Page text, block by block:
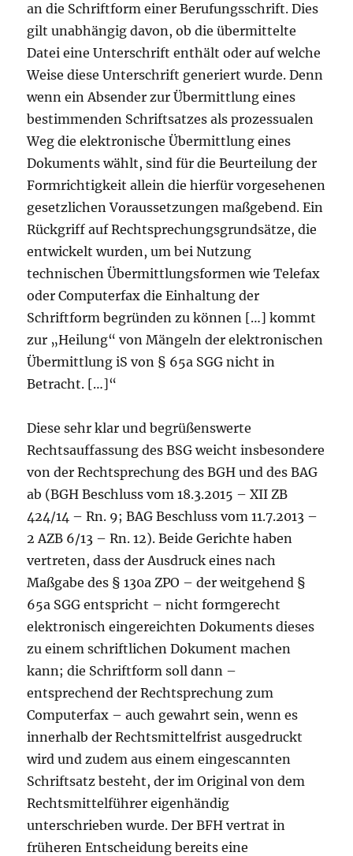
an die Schriftform einer Berufungsschrift. Dies
gilt unabhängig davon, ob die übermittelte
Datei eine Unterschrift enthält oder auf welche
Weise diese Unterschrift generiert wurde. Denn
wenn ein Absender zur Übermittlung eines
bestimmenden Schriftsatzes als prozessualen
Weg die elektronische Übermittlung eines
Dokuments wählt, sind für die Beurteilung der
Formrichtigkeit allein die hierfür vorgesehenen
gesetzlichen Voraussetzungen maßgebend. Ein
Rückgriff auf Rechtsprechungsgrundsätze, die
entwickelt wurden, um bei Nutzung
technischen Übermittlungsformen wie Telefax
oder Computerfax die Einhaltung der
Schriftform begründen zu können […] kommt
zur „Heilung“ von Mängeln der elektronischen
Übermittlung iS von § 65a SGG nicht in
Betracht. […]“
Diese sehr klar und begrüßenswerte
Rechtsauffassung des BSG weicht insbesondere
von der Rechtsprechung des BGH und des BAG
ab (BGH Beschluss vom 18.3.2015 – XII ZB
424/14 – Rn. 9; BAG Beschluss vom 11.7.2013 –
2 AZB 6/13 – Rn. 12). Beide Gerichte haben
vertreten, dass der Ausdruck eines nach
Maßgabe des § 130a ZPO – der weitgehend §
65a SGG entspricht – nicht formgerecht
elektronisch eingereichten Dokuments dieses
zu einem schriftlichen Dokument machen
kann; die Schriftform soll dann –
entsprechend der Rechtsprechung zum
Computerfax – auch gewahrt sein, wenn es
innerhalb der Rechtsmittelfrist ausgedruckt
wird und zudem aus einem eingescannten
Schriftsatz besteht, der im Original von dem
Rechtsmittelführer eigenhändig
unterschrieben wurde. Der BFH vertrat in
früheren Entscheidung bereits eine